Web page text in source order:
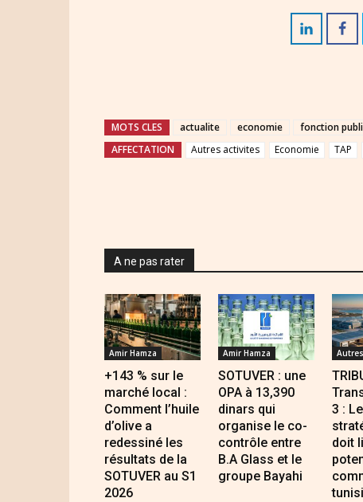
MOTS CLES actualite economie fonction
AFFECTATION
Autres activites Economie TAP
A ne pas rater
Amir Hamza
+143 % sur le
marché local :
Comment l’huile
d’olive a
redessiné les
résultats de la
SOTUVER au S1
2026
Amir Hamza
SOTUVER : une
OPA à 13,390
dinars qui
organise le co-
contrôle entre
B.A Glass et le
groupe Bayahi
Autres
3 :
doit